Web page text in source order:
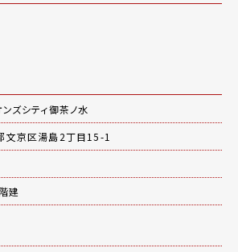
ンズシティ御茶ノ水
文京区湯島2丁目15-1
建